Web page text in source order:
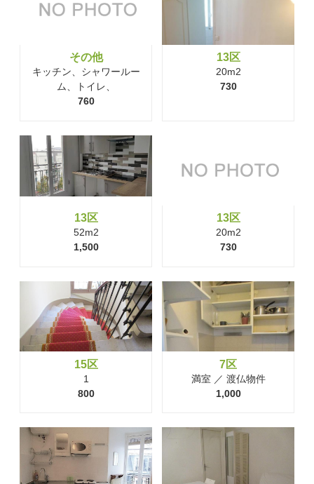
その他
キッチン、シャワールー
ム、トイレ、
760
13区
20m2
730
13区
52m2
1,500
13区
20m2
730
15区
1
800
7区
満室 ／ 渡仏物件
1,000